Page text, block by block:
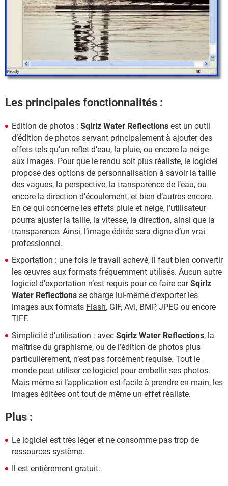
Les principales fonctionnalités :
Edition de photos : Sqirlz Water Reflections est un outil
d’édition de photos servant principalement à ajouter des
effets tels qu’un reflet d’eau, la pluie, ou encore la neige
aux images. Pour que le rendu soit plus réaliste, le logiciel
propose des options de personnalisation à savoir la taille
des vagues, la perspective, la transparence de l’eau, ou
encore la direction d’écoulement, et bien d’autres encore.
En ce qui concerne les effets pluie et neige, l’utilisateur
pourra ajuster la taille, la vitesse, la direction, ainsi que la
transparence. Ainsi, l’image éditée sera digne d’un vrai
professionnel.
Exportation : une fois le travail achevé, il faut bien convertir
les œuvres aux formats fréquemment utilisés. Aucun autre
logiciel d’exportation n’est requis pour ce faire carSqirlz
Water Reflections se charge lui-même d’exporter les
images aux formats Flash, GIF, AVI, BMP, JPEG ou encore
TIFF.
Simplicité d’utilisation : avec Sqirlz Water Reflections, la
maîtrise du graphisme, ou de l’édition de photos plus
particulièrement, n’est pas forcément requise. Tout le
monde peut utiliser ce logiciel pour embellir ses photos.
Mais même si l’application est facile à prendre en main, les
images éditées ont tout de même un effet réaliste.
Plus :
Le logiciel est très léger et ne consomme pas trop de
ressources système.
Il est entièrement gratuit.